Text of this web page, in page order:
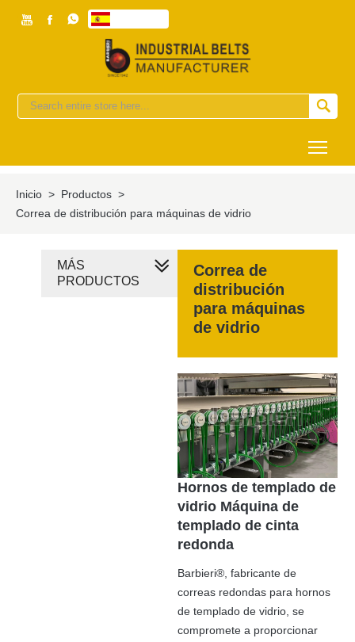
  

Inicio > Productos >
Correa de distribución para máquinas de vidrio
Correa de
distribución
para máquinas
de vidrio
Hornos de templado de
vidrio Máquina de
templado de cinta
redonda
Barbieri®, fabricante de
correas redondas para hornos
de templado de vidrio, se
compromete a proporcionar
MÁS
PRODUCTOS